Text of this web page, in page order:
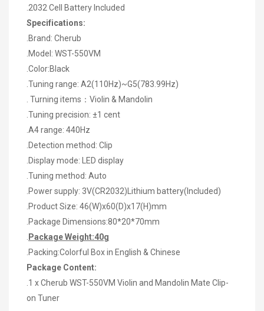
.2032 Cell Battery Included
Specifications:
.Brand: Cherub
.Model: WST-550VM
.Color:Black
.Tuning range: A2(110Hz)~G5(783.99Hz)
. Turning items ： Violin & Mandolin
.Tuning precision: ±1 cent
.A4 range: 440Hz
.Detection method: Clip
.Display mode: LED display
.Tuning method: Auto
.Power supply: 3V(CR2032)Lithium battery(Included)
.Product Size: 46(W)x60(D)x17(H)mm
.Package Dimensions:80*20*70mm
Package Weight:40g
.Packing:Colorful Box in English & Chinese
Package Content:
.1 xCherub WST-550VM Violin and Mandolin Mate Clip-
on Tuner